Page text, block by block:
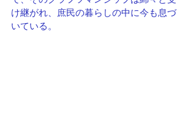
け継がれ、庶民の暮らしの中に今も息づ
いている。